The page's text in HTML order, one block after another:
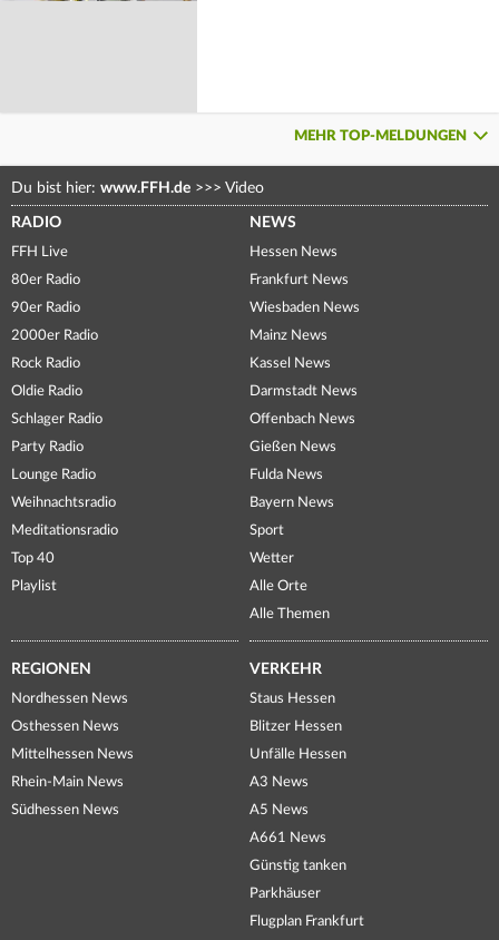
MEHR TOP-MELDUNGEN
Du bist hier: www.FFH.de >>> Video
RADIO
FFH Live
80er Radio
90er Radio
2000er Radio
Rock Radio
Oldie Radio
Schlager Radio
Party Radio
Lounge Radio
Weihnachtsradio
Meditationsradio
Top 40
Playlist
NEWS
Hessen News
Frankfurt News
Wiesbaden News
Mainz News
Kassel News
Darmstadt News
Offenbach News
Gießen News
Fulda News
Bayern News
Sport
Wetter
Alle Orte
Alle Themen
REGIONEN
Nordhessen News
Osthessen News
Mittelhessen News
Rhein-Main News
Südhessen News
VERKEHR
Staus Hessen
Blitzer Hessen
Unfälle Hessen
A3 News
A5 News
A661 News
Günstig tanken
Parkhäuser
Flugplan Frankfurt